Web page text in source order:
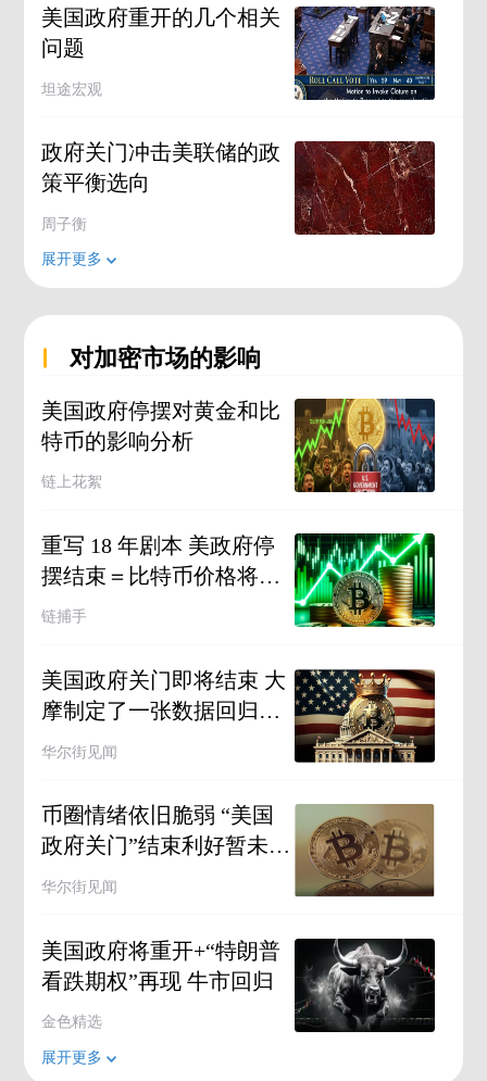
美国政府重开的几个相关
问题
坦途宏观
政府关门冲击美联储的政
策平衡选向
周子衡
展开更多
对加密市场的影响
美国政府停摆对黄金和比
特币的影响分析
链上花絮
重写 18 年剧本 美政府停
摆结束＝比特币价格将狂
飙？
链捕手
美国政府关门即将结束 大
摩制定了一张数据回归时
间表
华尔街见闻
币圈情绪依旧脆弱 “美国
政府关门”结束利好暂未引
发加密市场明显反弹
华尔街见闻
美国政府将重开+“特朗普
看跌期权”再现 牛市回归
金色精选
展开更多